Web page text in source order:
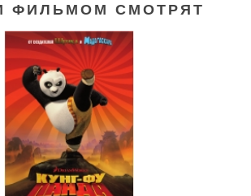
ФИЛЬМОМ СМОТРЯТ